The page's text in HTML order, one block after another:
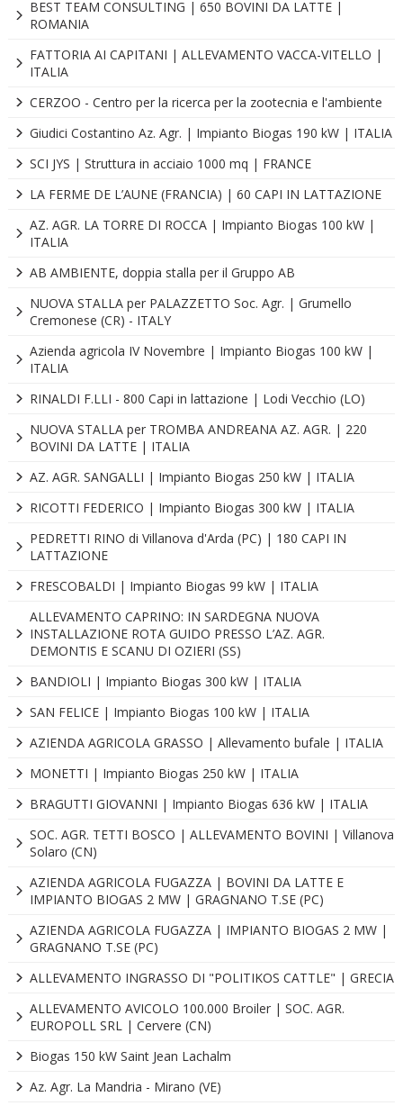
BEST TEAM CONSULTING | 650 BOVINI DA LATTE |
ROMANIA
FATTORIA AI CAPITANI | ALLEVAMENTO VACCA-VITELLO |
ITALIA
CERZOO - Centro per la ricerca per la zootecnia e l'ambiente
Giudici Costantino Az. Agr. | Impianto Biogas 190 kW | ITALIA
SCI JYS | Struttura in acciaio 1000 mq | FRANCE
LA FERME DE L’AUNE (FRANCIA) | 60 CAPI IN LATTAZIONE
AZ. AGR. LA TORRE DI ROCCA | Impianto Biogas 100 kW |
ITALIA
AB AMBIENTE, doppia stalla per il Gruppo AB
NUOVA STALLA per PALAZZETTO Soc. Agr. | Grumello
Cremonese (CR) - ITALY
Azienda agricola IV Novembre | Impianto Biogas 100 kW |
ITALIA
RINALDI F.LLI - 800 Capi in lattazione | Lodi Vecchio (LO)
NUOVA STALLA per TROMBA ANDREANA AZ. AGR. | 220
BOVINI DA LATTE | ITALIA
AZ. AGR. SANGALLI | Impianto Biogas 250 kW | ITALIA
RICOTTI FEDERICO | Impianto Biogas 300 kW | ITALIA
PEDRETTI RINO di Villanova d'Arda (PC) | 180 CAPI IN
LATTAZIONE
FRESCOBALDI | Impianto Biogas 99 kW | ITALIA
ALLEVAMENTO CAPRINO: IN SARDEGNA NUOVA
INSTALLAZIONE ROTA GUIDO PRESSO L’AZ. AGR.
DEMONTIS E SCANU DI OZIERI (SS)
BANDIOLI | Impianto Biogas 300 kW | ITALIA
SAN FELICE | Impianto Biogas 100 kW | ITALIA
AZIENDA AGRICOLA GRASSO | Allevamento bufale | ITALIA
MONETTI | Impianto Biogas 250 kW | ITALIA
BRAGUTTI GIOVANNI | Impianto Biogas 636 kW | ITALIA
SOC. AGR. TETTI BOSCO | ALLEVAMENTO BOVINI | Villanova
Solaro (CN)
AZIENDA AGRICOLA FUGAZZA | BOVINI DA LATTE E
IMPIANTO BIOGAS 2 MW | GRAGNANO T.SE (PC)
AZIENDA AGRICOLA FUGAZZA | IMPIANTO BIOGAS 2 MW |
GRAGNANO T.SE (PC)
ALLEVAMENTO INGRASSO DI "POLITIKOS CATTLE" | GRECIA
ALLEVAMENTO AVICOLO 100.000 Broiler | SOC. AGR.
EUROPOLL SRL | Cervere (CN)
Biogas 150 kW Saint Jean Lachalm
Az. Agr. La Mandria - Mirano (VE)